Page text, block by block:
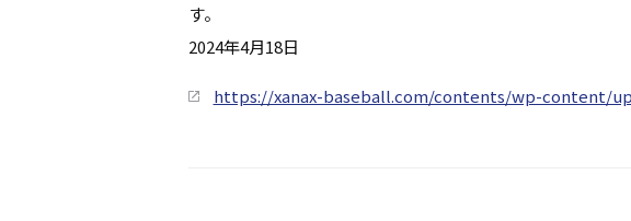
す。
2024年4月18日
https://xanax-baseball.com/contents/wp-content/